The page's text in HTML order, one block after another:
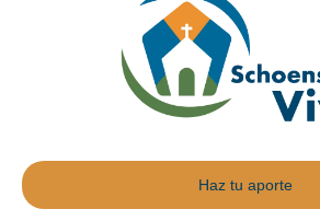
Haz tu aporte